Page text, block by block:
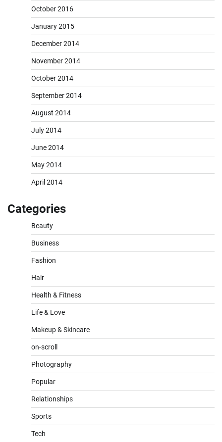
October 2016
January 2015
December 2014
November 2014
October 2014
September 2014
August 2014
July 2014
June 2014
May 2014
April 2014
Categories
Beauty
Business
Fashion
Hair
Health & Fitness
Life & Love
Makeup & Skincare
on-scroll
Photography
Popular
Relationships
Sports
Tech